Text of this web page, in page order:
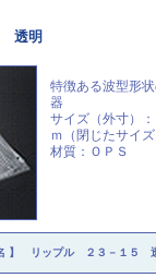
透明
特徴ある波型形状
器
サイズ（外寸）
ｍ（閉じたサイズ
材質：ＯＰＳ
】 リップル ２３－１５